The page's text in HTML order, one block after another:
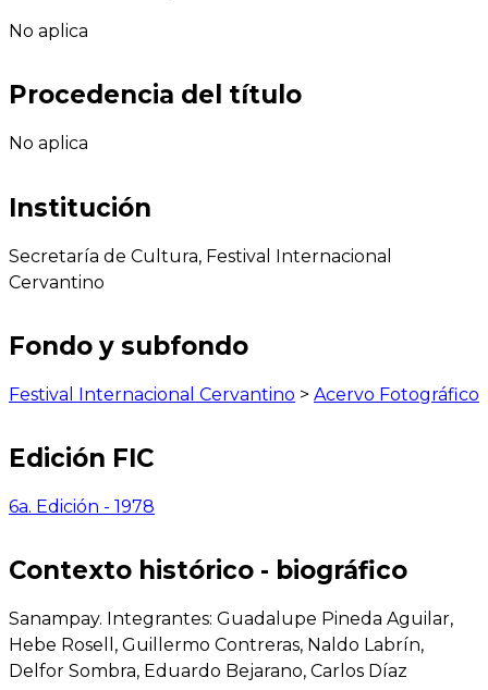
No aplica
Procedencia del título
No aplica
Institución
Secretaría de Cultura, Festival Internacional
Cervantino
Fondo y subfondo
Festival Internacional Cervantino > Acervo Fotográfico
Edición FIC
6a. Edición - 1978
Contexto histórico - biográfico
Sanampay. Integrantes: Guadalupe Pineda Aguilar,
Hebe Rosell, Guillermo Contreras, Naldo Labrín,
Delfor Sombra, Eduardo Bejarano, Carlos Díaz